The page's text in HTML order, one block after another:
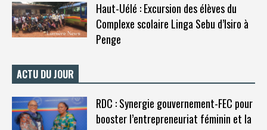
Haut-Uélé : Excursion des élèves du
Complexe scolaire Linga Sebu d’Isiro à
Penge
ACTU DU JOUR
RDC : Synergie gouvernement-FEC pour
booster l’entrepreneuriat féminin et la